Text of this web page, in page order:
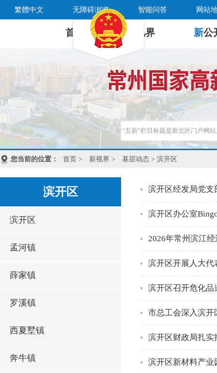
繁體中文 无障碍浏览 智能问答 网站
首 页 新 视界 新公
您当前的位置： 首页 > 新视界 > 基层动态 > 滨开区
滨开区
滨开区
孟河镇
薛家镇
罗溪镇
西夏墅镇
奔牛镇
滨开区经发局党支
滨开区办公室
2026年常州滨江
滨开区开展人大代
滨开区召开危化
市总工会深入滨
滨开区财政局扎
滨开区新材料产